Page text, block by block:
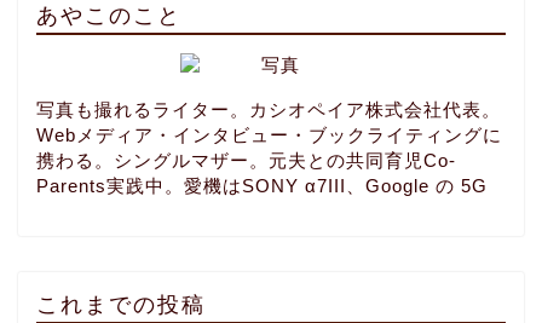
あやこのこと
写真も撮れるライター。カシオペイア株式会社代表。
Webメディア・インタビュー・ブックライティングに
携わる。シングルマザー。元夫との共同育児Co-
Parents実践中。愛機はSONY α7III、Google の 5G
これまでの投稿